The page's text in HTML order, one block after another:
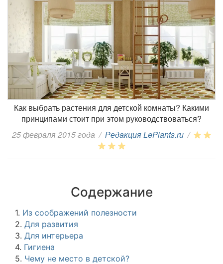
Как выбрать растения для детской комнаты? Какими
принципами стоит при этом руководствоваться?
25 февраля 2015 года / Редакция LePlants.ru /
Содержание
1. Из соображений полезности
2. Для развития
3. Для интерьера
4. Гигиена
5. Чему не место в детской?